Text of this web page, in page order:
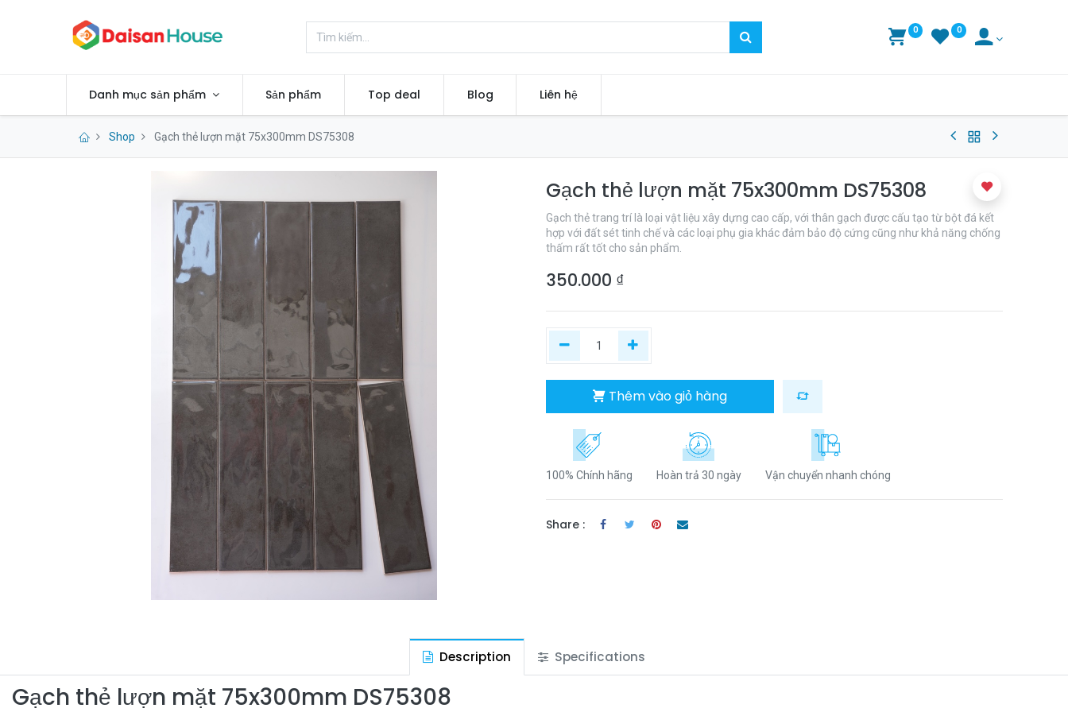
0 0
Danh mục sản phẩm Sản phẩm Top deal Blog Liên hệ
Shop Gạch thẻ lượn mặt 75x300mm DS75308
Gạch thẻ lượn mặt 75x300mm DS75308
Gạch thẻ trang trí là loại vật liệu xây dựng cao cấp, với thân gạch được cấu tạo từ bột đá kết
hợp với đất sét tinh chế và các loại phụ gia khác đảm bảo độ cứng cũng như khả năng chống
thấm rất tốt cho sản phẩm.
350.000 ₫
Thêm vào giỏ hàng
100% Chính hãng Hoàn trả 30 ngày Vận chuyển nhanh chóng
Share :
Description Specifications
Gạch thẻ lượn mặt 75x300mm DS75308